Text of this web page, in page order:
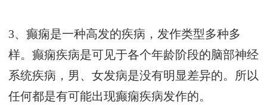
3、癫痫是一种高发的疾病，发作类型多种多
样。癫痫疾病是可见于各个年龄阶段的脑部神经
系统疾病，男、女发病是没有明显差异的。所以
任何都是有可能出现癫痫疾病发作的。